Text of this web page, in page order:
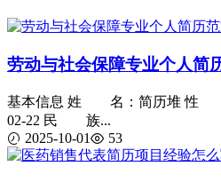
劳动与社会保障专业个人简
基本信息 姓 名：简历堆 性
02-22 民 族...
2025-10-01
53